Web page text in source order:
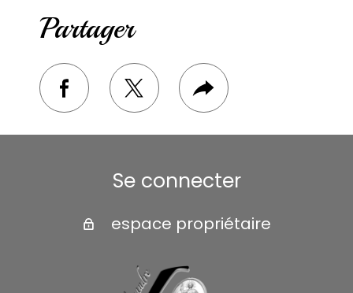
Partager
facebooktwitterPlus
de
partage
Se connecter
espace propriétaire